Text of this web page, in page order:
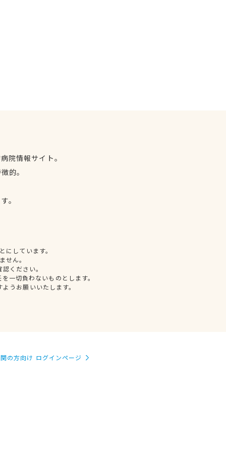
院情報サイト。
的。
。
しています。
せん。
ください。
一切負わないものとします。
うお願いいたします。
の方向け ログインページ